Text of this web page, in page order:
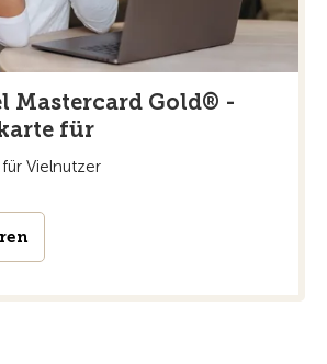
Mastercard Gold® -
für
Vielnutzer